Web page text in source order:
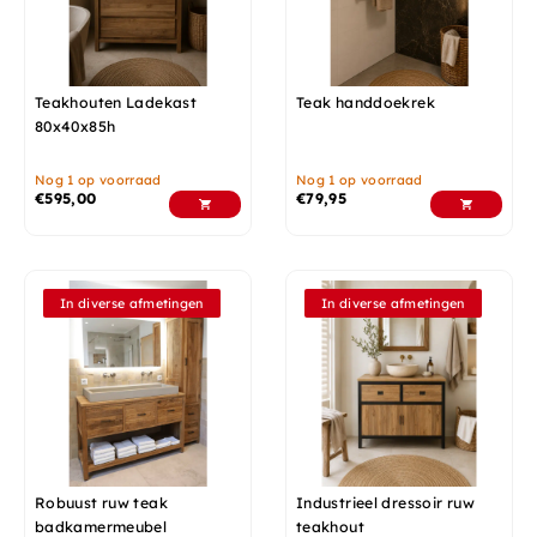
Teakhouten Ladekast
80x40x85h
Nog 1 op voorraad
€595,00
Teak handdoekrek
Nog 1 op voorraad
€79,95
In diverse afmetingen
Robuust ruw teak
badkamermeubel
In diverse afmetingen
Industrieel dressoir ruw
teakhout